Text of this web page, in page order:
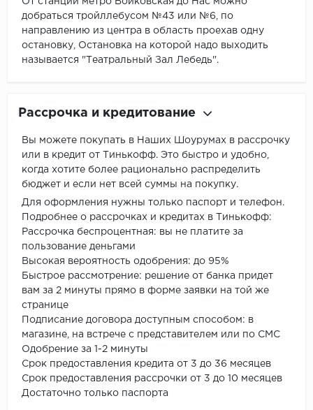
добраться тройллебусом №43 или №6, по
направлению из центра в область проехав одну
остановку, Остановка на которой надо выходить
называется "Театральный Зал Лебедь".
Рассрочка и кредитование
Вы можете покупать в Наших Шоурумах в рассрочку
или в кредит от Тинькофф. Это быстро и удобно,
когда хотите более рационально распределить
бюджет и если нет всей суммы на покупку.
Для оформления нужны только паспорт и телефон.
Подробнее о рассрочках и кредитах в Тинькофф:
Рассрочка беспроцентная: вы не платите за
пользование деньгами
Высокая вероятность одобрения: до 95%
Быстрое рассмотрение: решение от банка придет
вам за 2 минуты прямо в форме заявки на той же
странице
Подписание договора доступным способом: в
магазине, на встрече с представителем или по СМС
Одобрение за 1-2 минуты
Срок предоставления кредита от 3 до 36 месяцев
Срок предоставления рассрочки от 3 до 10 месяцев
Достаточно только паспорта